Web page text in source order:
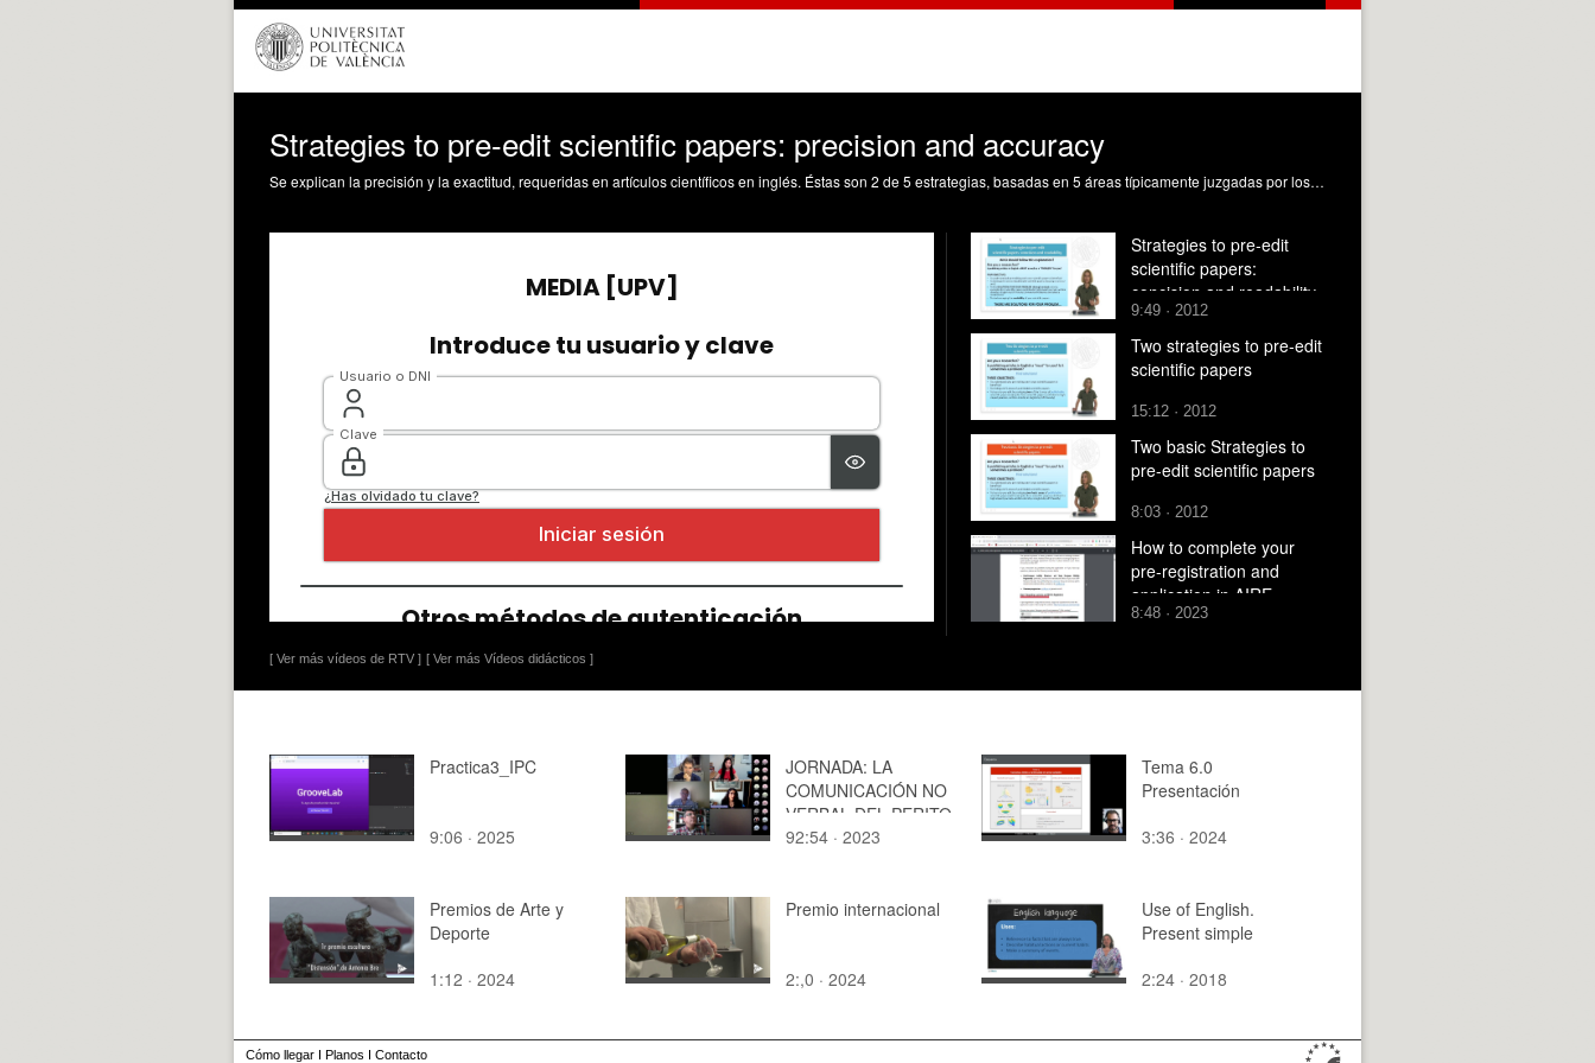
Strategies to pre-edit scientific papers: precision and accuracy
Se explican la precisión y la exactitud, requeridas en artículos científicos en inglés. Éstas son 2 de 5 estrategias, basadas en 5 áreas típicamente juzgadas por los revisores de revistas científicas de alto impacto. Las 5 estrategias ayudarán a los investigadores universitarios españoles a pre-editar sus artículos escritos en inglés, ahorrando tiempo y dinero (por una parte) y ganando confianza como escritores en inglés académico (por otra parte). Se ofrecen ejemplos reales, "pre-edición" y "post-edición", de artículos escritos por miembros de la UPV y publicados en revistas de alto impacto (2003-2009; editora principal de éstos: Debra Westall). Conejero López, M.; Westall Pixton, DL. (2012). Strategies to pre-edit scientific papers: precision and accuracy. https://riunet.upv.es/handle/10251/16846
[ Ver más vídeos de RTV ] [ Ver más Vídeos didácticos ]
Strategies to pre-edit
scientific papers:
concision and readability
9:49 · 2012
Two strategies to pre-edit
scientific papers
15:12 · 2012
Two basic Strategies to
pre-edit scientific papers
8:03 · 2012
How to complete your
pre-registration and
application in AIRE
8:48 · 2023
Practica3_IPC
9:06 · 2025
JORNADA: LA
COMUNICACIÓN NO
VERBAL DEL PERITO
EN GEOMETRÍAS
92:54 · 2023
Tema 6.0
Presentación
3:36 · 2024
Premios de Arte y
Deporte
1:12 · 2024
Premio internacional
2:,0 · 2024
Use of English.
Present simple
2:24 · 2018
Cómo llegar I Planos I Contacto